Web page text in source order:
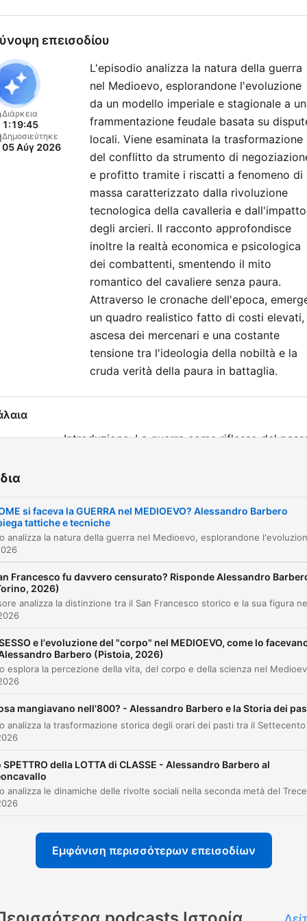
differire in caso di titoli
problema contattateci PER
FAVORE prima alla nostra
επεισοδίου
Διάρκεια
1:19:45
Δημοσιεύτηκε
05 Αύγ 2026
L'episodio analizza la natura della guerra
nel Medioevo, esplorandone l'evoluzione
da un modello imperiale e stagionale a
frammentazione feudale basata su
locali. Viene esaminata la trasformazione
del conflitto da strumento di
e profitto tramite i riscatti a fenomeno di
massa caratterizzato dalla rivoluzione
tecnologica della cavalleria e dall'impatto
degli arcieri. Il racconto approfondisce
inoltre la realtà economica e psicologica
dei combattenti, smentendo il mito
romantico del cavaliere senza paura.
Attraverso le cronache dell'epoca,
un quadro realistico fatto di costi elevati,
ascesa dei mercenari e una costante
tensione tra l'ideologia della nobiltà e la
cruda verità della paura in battaglia.
Introduzione: La guerra come riflesso del
00:02:06
00:05:52
L'impero di Carlo Magno e la guerra come
sovrano
00:12:39
La guerra feudale come risoluzione di
controversie locali
concetto di tregua
00:21:50
L'evoluzione del combattente: dalla massa alla
cavalleria
00:35:44 Guerre di invasione e la rivoluzione degli
00:42:46 Le atrocità della guerra e il codice cavalleresco
00:47:40 La tecnica e il peso della cavalleria
Il realismo del coraggio e delle cronache
medievali
si faceva la GUERRA nel MEDIOEVO? Alessandro Barbero
tattiche e tecniche
Francesco fu davvero censurato? Risponde Alessandro
2026)
e l'evoluzione del "corpo" nel MEDIOEVO, come lo
Barbero (Pistoia, 2026)
mangiavano nell'800? - Alessandro Barbero e la Storia dei
SPETTRO della LOTTA di CLASSE - Alessandro Barbero al
Εμφάνιση περισσότερων επεισοδίων